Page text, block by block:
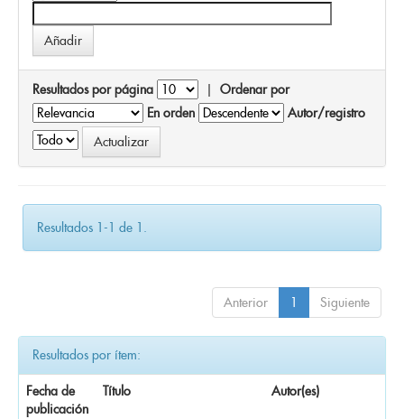
Resultados por página | Ordenar por
En orden
Autor/registro
Resultados 1-1 de 1.
Anterior 1 Siguiente
Resultados por ítem:
Fecha de
publicación
Título Autor(es)